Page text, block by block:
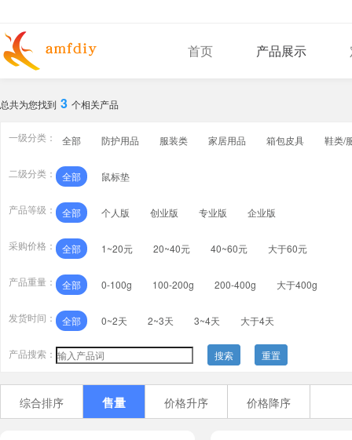
首页 产品展示
总共为您找到 3 个相关产品
一级分类： 全部 防护用品 服装类 家居用品 箱包皮具 鞋类/
二级分类： 全部 鼠标垫
产品等级： 全部 个人版 创业版 专业版 企业版
采购价格： 全部 1~20元 20~40元 40~60元 大于60元
产品重量： 全部 0-100g 100-200g 200-400g 大于400g
发货时间： 全部 0~2天 2~3天 3~4天 大于4天
产品搜索： 搜索 重置
综合排序 售量 价格升序 价格降序